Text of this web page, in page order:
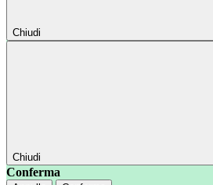
Chiudi
Chiudi
Conferma